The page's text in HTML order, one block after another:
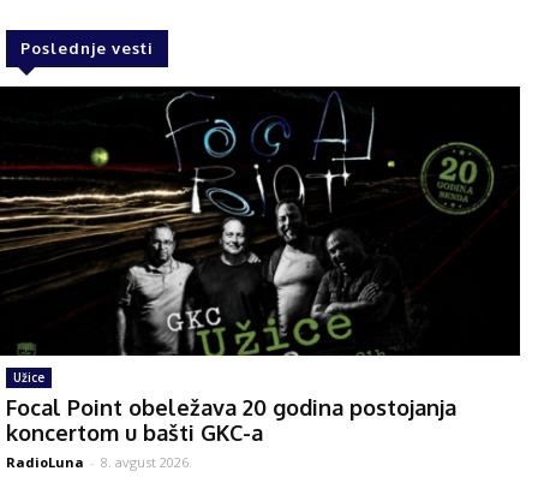
Poslednje vesti
Užice
Focal Point obeležava 20 godina postojanja
koncertom u bašti GKC-a
RadioLuna - 8. avgust 2026.